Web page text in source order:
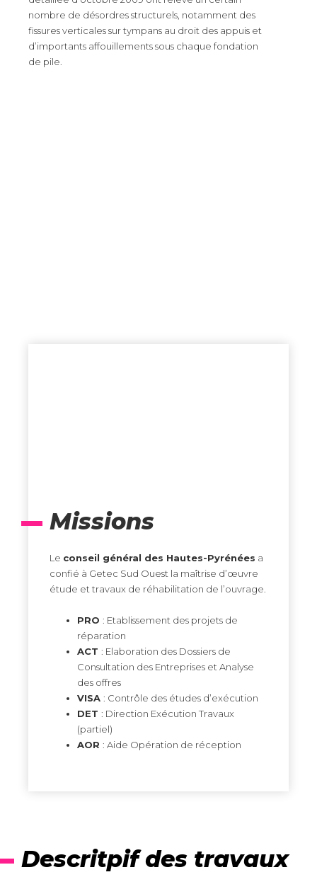
nombre de désordres structurels, notamment des
fissures verticales sur tympans au droit des appuis et
d’importants affouillements sous chaque fondation
de pile.
Missions
Le conseil général des Hautes-Pyrénées a
confié à Getec Sud Ouest la maîtrise d’œuvre
étude et travaux de réhabilitation de l’ouvrage.
PRO : Etablissement des projets de
réparation
ACT : Elaboration des Dossiers de
Consultation des Entreprises et Analyse
des offres
VISA : Contrôle des études d’exécution
DET : Direction Exécution Travaux
(partiel)
AOR : Aide Opération de réception
Descritpif des travaux